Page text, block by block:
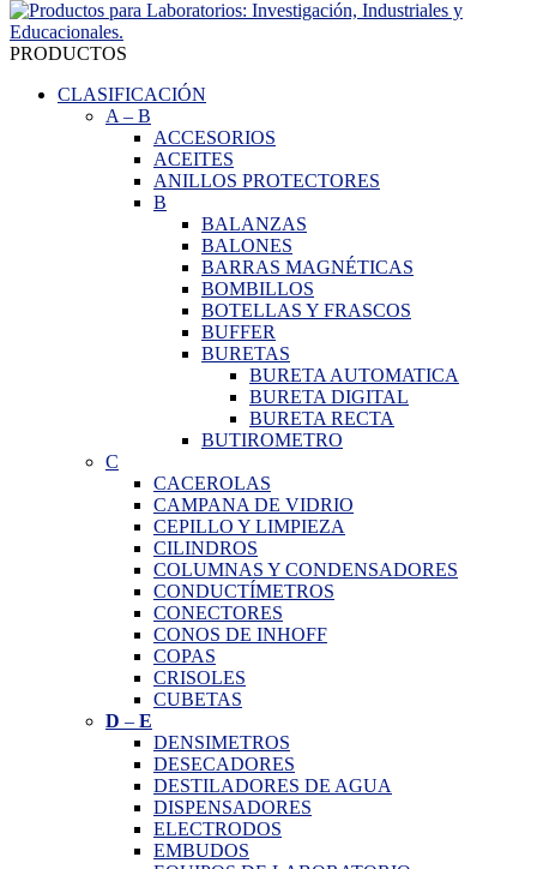
PRODUCTOS
CLASIFICACIÓN
A – B
ACCESORIOS
ACEITES
ANILLOS PROTECTORES
B
BALANZAS
BALONES
BARRAS MAGNÉTICAS
BOMBILLOS
BOTELLAS Y FRASCOS
BUFFER
BURETAS
BURETA AUTOMATICA
BURETA DIGITAL
BURETA RECTA
BUTIROMETRO
C
CACEROLAS
CAMPANA DE VIDRIO
CEPILLO Y LIMPIEZA
CILINDROS
COLUMNAS Y CONDENSADORES
CONDUCTÍMETROS
CONECTORES
CONOS DE INHOFF
COPAS
CRISOLES
CUBETAS
D – E
DENSIMETROS
DESECADORES
DESTILADORES DE AGUA
DISPENSADORES
ELECTRODOS
EMBUDOS